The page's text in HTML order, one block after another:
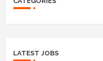
LATEST JOBS